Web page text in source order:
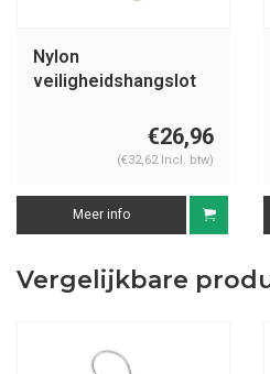
Nylon
veiligheidshangslot
€26,96
(€32,62 Incl. btw)
Meer info
Vergelijkbare